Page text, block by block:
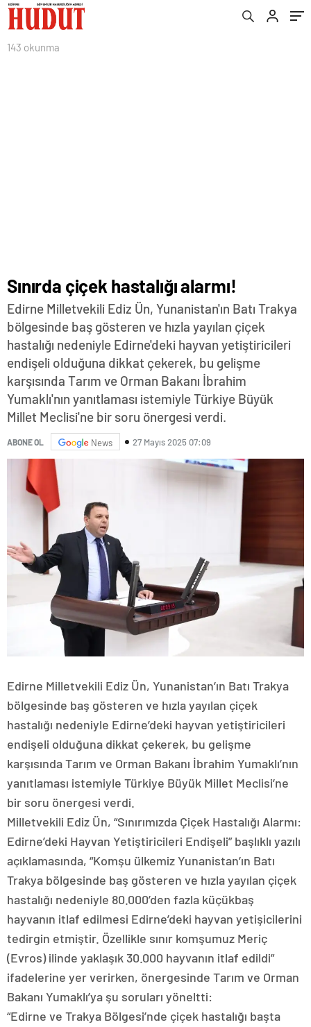
143 okunma
Sınırda çiçek hastalığı alarmı!
Edirne Milletvekili Ediz Ün, Yunanistan'ın Batı Trakya
bölgesinde baş gösteren ve hızla yayılan çiçek
hastalığı nedeniyle Edirne'deki hayvan yetiştiricileri
endişeli olduğuna dikkat çekerek, bu gelişme
karşısında Tarım ve Orman Bakanı İbrahim
Yumaklı'nın yanıtlaması istemiyle Türkiye Büyük
Millet Meclisi'ne bir soru önergesi verdi.
ABONE OL News 27 Mayıs 2025 07:09
Edirne Milletvekili Ediz Ün, Yunanistan’ın Batı Trakya
bölgesinde baş gösteren ve hızla yayılan çiçek
hastalığı nedeniyle Edirne’deki hayvan yetiştiricileri
endişeli olduğuna dikkat çekerek, bu gelişme
karşısında Tarım ve Orman Bakanı İbrahim Yumaklı’nın
yanıtlaması istemiyle Türkiye Büyük Millet Meclisi’ne
bir soru önergesi verdi.
Milletvekili Ediz Ün, “Sınırımızda Çiçek Hastalığı Alarmı:
Edirne’deki Hayvan Yetiştiricileri Endişeli” başlıklı yazılı
açıklamasında, “Komşu ülkemiz Yunanistan’ın Batı
Trakya bölgesinde baş gösteren ve hızla yayılan çiçek
hastalığı nedeniyle 80.000’den fazla küçükbaş
hayvanın itlaf edilmesi Edirne’deki hayvan yetişicilerini
tedirgin etmiştir. Özellikle sınır komşumuz Meriç
(Evros) ilinde yaklaşık 30.000 hayvanın itlaf edildi”
ifadelerine yer verirken, önergesinde Tarım ve Orman
Bakanı Yumaklı’ya şu soruları yöneltti:
“Edirne ve Trakya Bölgesi’nde çiçek hastalığı başta